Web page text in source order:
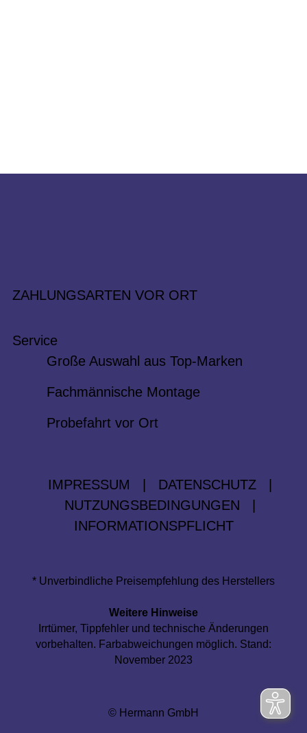
ZAHLUNGSARTEN VOR ORT
Service
Große Auswahl aus Top-Marken
Fachmännische Montage
Probefahrt vor Ort
IMPRESSUM DATENSCHUTZ
NUTZUNGSBEDINGUNGEN
INFORMATIONSPFLICHT
* Unverbindliche Preisempfehlung des Herstellers
Weitere Hinweise
Irrtümer, Tippfehler und technische Änderungen
vorbehalten. Farbabweichungen möglich. Stand:
November 2023
© Hermann GmbH